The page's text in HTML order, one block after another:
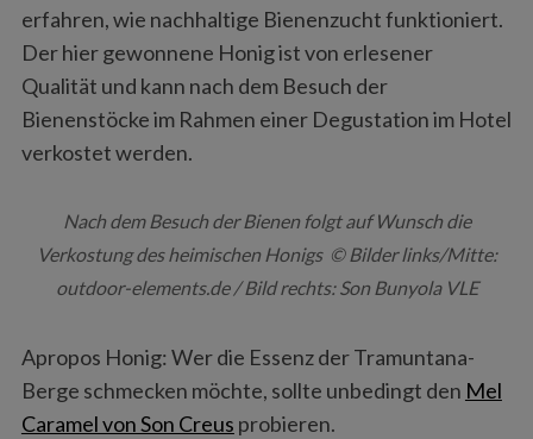
erfahren, wie nachhaltige Bienenzucht funktioniert.
Der hier gewonnene Honig ist von erlesener
Qualität und kann nach dem Besuch der
Bienenstöcke im Rahmen einer Degustation im Hotel
verkostet werden.
Nach dem Besuch der Bienen folgt auf Wunsch die
Verkostung des heimischen Honigs © Bilder links/Mitte:
outdoor-elements.de / Bild rechts: Son Bunyola VLE
Apropos Honig: Wer die Essenz der Tramuntana-
Berge schmecken möchte, sollte unbedingt den Mel
Caramel von Son Creus probieren.